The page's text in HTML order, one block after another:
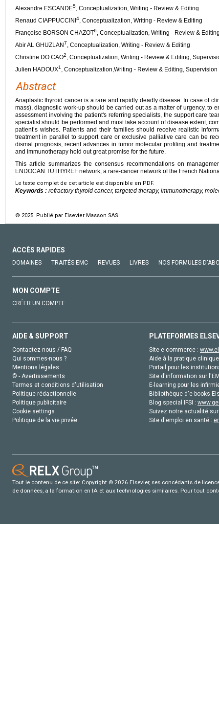
Alexandre ESCANDE5, Conceptualization, Writing - Review & Editing
Renaud CIAPPUCCINI 4, Conceptualization, Writing - Review & Editing
Françoise BORSON CHAZOT6, Conceptualization, Writing - Review &
Abir AL GHUZLAN7, Conceptualization, Writing - Review & Editing
Christine DO CAO2, Conceptualization, Writing - Review & Editing,
Julien HADOUX1 , Conceptualization,Writing - Review & Editing, Supervision
Abstract
Anaplastic thyroid cancer is a rare and rapidly deadly disease. In case of
mass), diagnostic work-up should be carried out as a matter of urgency, to
assessment involving the patient's referring specialists, the support care
specialist should be performed and must take account of disease extent,
patient’s wishes. Patients and their families should receive realistic
treatment in parallel to support care or exclusive palliative care can be
dismal prognosis, recent advances in tumor molecular profiling and
and immunotherapy hold out great promise for the future.
This article summarizes the consensus recommendations on
ENDOCAN TUTHYREF network, a rare-cancer network of the French
Le texte complet de cet article est disponible en PDF.
Keywords : refractory thyroid cancer, targeted therapy, immunotherapy,
© 2025 Publié par Elsevier Masson SAS.
ACCÈS RAPIDES
DOMAINES TRAITÉS EMC REVUES LIVRES NOS FORMULES
MON COMPTE
CRÉER UN COMPTE
AIDE & SUPPORT
Contactez-nous / FAQ
Qui sommes-nous ?
Mentions légales
© - Avertissements
Termes et conditions d'utilisation
Politique rédactionnelle
Politique publicitaire
Cookie settings
Politique de la vie privée
PLATEFORMES
Site e-commerce :
Aide à la pratique
Portail pour les
Site d'information sur
E-learning pour les
Bibliothèque d'e-books
Blog special IFSI :
Suivez notre actualité
Site d'emploi en santé :
Tout le contenu de ce site: Copyright © 2026 Elsevier, ses concédants de
de données, a la formation en IA et aux technologies similaires. Pour tout